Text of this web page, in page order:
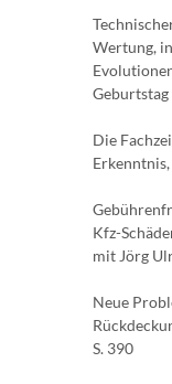
Wertung,
Geburtstag
Die
Kfz-
mit Jörg
Neue
S. 390